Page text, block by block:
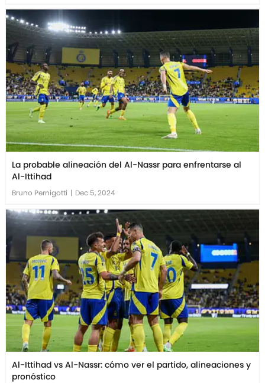
La probable alineación del Al-Nassr para enfrentarse al
Al-Ittihad
Bruno Pernigotti | Dec 5, 2024
Al-Ittihad vs Al-Nassr: cómo ver el partido, alineaciones y
pronóstico